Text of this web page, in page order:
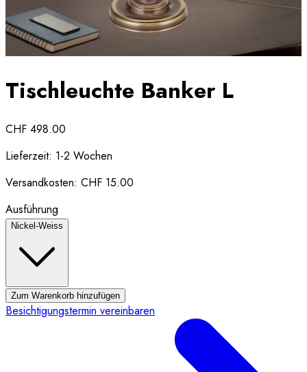
Tischleuchte Banker L
CHF 498.00
Lieferzeit: 1-2 Wochen
Versandkosten: CHF 15.00
Ausführung
Nickel-Weiss
Zum Warenkorb hinzufügen
Besichtigungstermin vereinbaren